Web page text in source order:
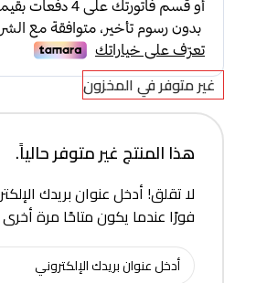
غير متوفر في المخزون
هذا المنتج غير متوفر حالياً.
لا تقلق! أدخل عنوان بريدك
فورًا عندما يكون متاحًا مرة